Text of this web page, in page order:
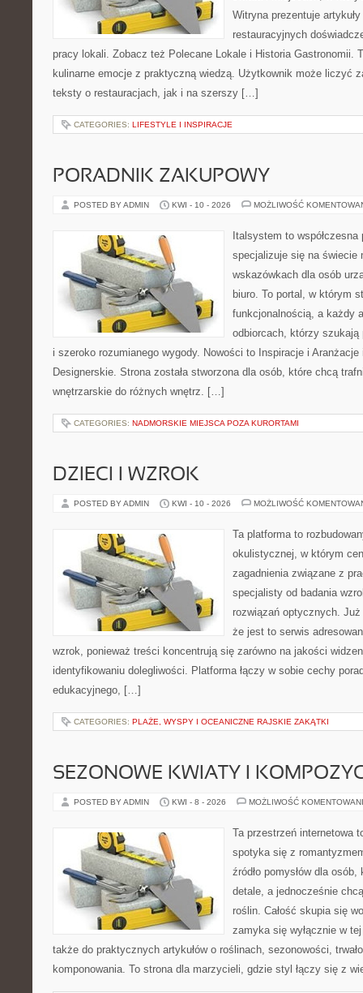
Witryna prezentuje
restauracyjnych
pracy lokali. Zobacz też Polecane Lokale i Historia Gastronomii.
kulinarne emocje z praktyczną wiedzą. Użytkownik może liczyć
teksty o restauracjach, jak i na szerszy […]
CATEGORIES: LIFESTYLE I INSPIRACJE
PORADNIK ZAKUPOWY
POSTED BY ADMIN KWI - 10 - 2026 MOŻLIWOŚĆ
Italsystem to
specjalizuje się na świecie
wskazówkach dla osób
biuro. To portal, w którym
funkcjonalnością, a każdy
odbiorcach, którzy szukają
i szeroko rozumianego wygody. Nowości to Inspiracje i
Designerskie. Strona została stworzona dla osób, które chcą
wnętrzarskie do różnych wnętrz. […]
CATEGORIES: NADMORSKIE MIEJSCA POZA KURORTAMI
DZIECI I WZROK
POSTED BY ADMIN KWI - 10 - 2026 MOŻLIWOŚĆ
Ta platforma to
okulistycznej, w którym
zagadnienia związane z
specjalisty od badania
rozwiązań optycznych.
że jest to serwis
wzrok, ponieważ treści koncentrują się zarówno na jakości
identyfikowaniu dolegliwości. Platforma łączy w sobie cechy
edukacyjnego, […]
CATEGORIES: PLAŻE, WYSPY I OCEANICZNE RAJSKIE ZAKĄTKI
SEZONOWE KWIATY I
POSTED BY ADMIN KWI - 8 - 2026 MOŻLIWOŚĆ
Ta przestrzeń internetowa
spotyka się z
źródło pomysłów dla
detale, a jednocześnie
roślin. Całość skupia się
zamyka się wyłącznie w
także do praktycznych artykułów o roślinach, sezonowości,
komponowania. To strona dla marzycieli, gdzie styl łączy się z